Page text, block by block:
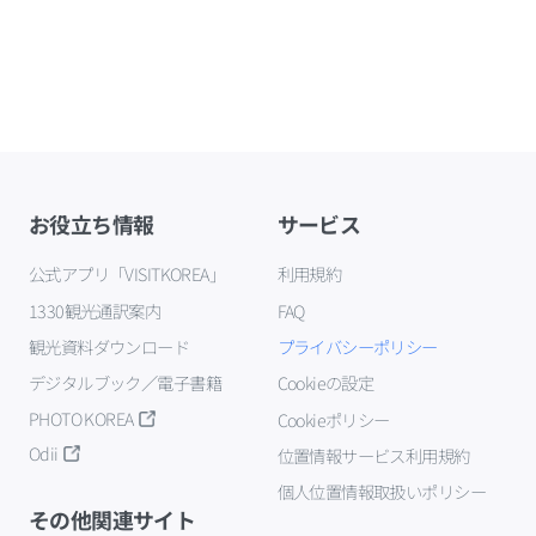
お役立ち情報
公式アプリ「VISITKOREA」
1330観光通訳案内
観光資料ダウンロード
デジタルブック／電子書籍
PHOTO KOREA
Odii
サービス
利用規約
FAQ
プライバシーポリシー
Cookieの設定
Cookieポリシー
位置情報サービス利用規約
個人位置情報取扱いポリシー
その他関連サイト